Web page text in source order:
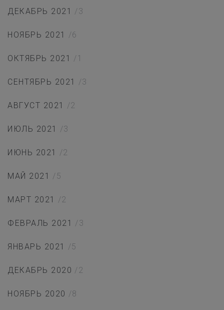
ДЕКАБРЬ 2021 /3
НОЯБРЬ 2021 /6
ОКТЯБРЬ 2021 /1
СЕНТЯБРЬ 2021 /3
АВГУСТ 2021 /2
ИЮЛЬ 2021 /3
ИЮНЬ 2021 /2
МАЙ 2021 /5
МАРТ 2021 /2
ФЕВРАЛЬ 2021 /3
ЯНВАРЬ 2021 /5
ДЕКАБРЬ 2020 /2
НОЯБРЬ 2020 /8